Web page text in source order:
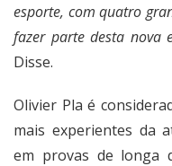
esporte, com quatro
fazer parte desta nova
Disse.
Olivier Pla é
mais experientes da
em provas de longa